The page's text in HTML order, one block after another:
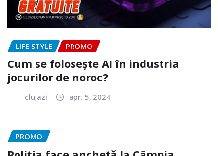
LIFE STYLE PROMO
Cum se folosește AI în industria
jocurilor de noroc?
clujazi apr. 5, 2024
PROMO